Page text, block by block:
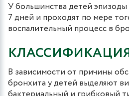
У большинства детей эпизоды
7 дней и проходят по мере
воспалительный процесс в
В зависимости от причины
бронхита у детей выделяют